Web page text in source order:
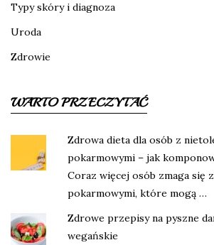
Typy skóry i diagnoza
Uroda
Zdrowie
WARTO PRZECZYTAĆ
Zdrowa dieta dla osób z
pokarmowymi – jak
Coraz więcej osób zmaga się
pokarmowymi, które mogą …
Zdrowe przepisy na pyszne
wegańskie